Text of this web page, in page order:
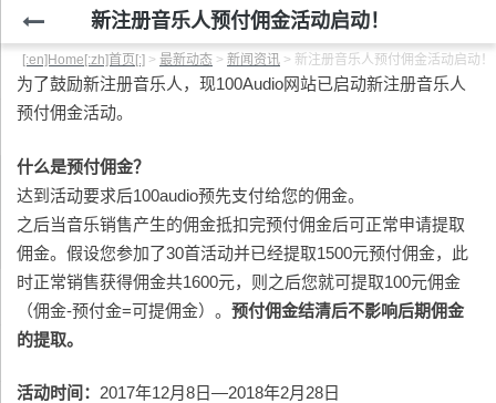
新注册音乐人预付佣金活动启动！
[:en]Home[:zh]首页[:] > 最新动态 > 新闻资讯 > 新注册音乐人预付佣金活动启动！
为了鼓励新注册音乐人，现100Audio网站已启动新注册音乐人
预付佣金活动。
什么是预付佣金？
达到活动要求后100audio预先支付给您的佣金。
之后当音乐销售产生的佣金抵扣完预付佣金后可正常申请提取
佣金。假设您参加了30首活动并已经提取1500元预付佣金，此
时正常销售获得佣金共1600元，则之后您就可提取100元佣金
（佣金-预付金=可提佣金）。 预付佣金结清后不影响后期佣金
的提取。
活动时间： 2017年12月8日—2018年2月28日